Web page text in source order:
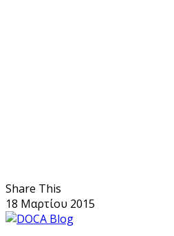
Share This
18 Μαρτίου 2015